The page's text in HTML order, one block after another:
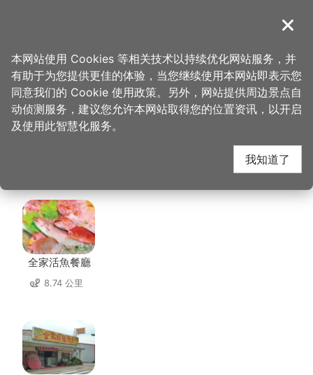
導覽
首页 > 想去的地方 > 美食、购物 > 俪恩国际有限公司 (甘心乐意)
俪恩国际有限公司 (甘
心乐意) 周边店家
全家活魚餐廳
8.74 公里
关闭
本网站使用 Cookies 等相关技术以持续优化网站服务，并
有助于为您提供更佳的体验，当您继续使用本网站即表示您
同意我们的 Cookie 使用政策。另外，网站提供周边景点自
动侦测服务，建议您允许本网站取得您的位置资讯，以开启
及使用此智慧化服务。
我知道了